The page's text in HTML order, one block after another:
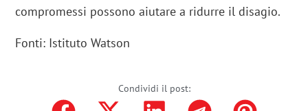
compromessi possono aiutare a ridurre il disagio.
Fonti: Istituto Watson
Condividi il post: